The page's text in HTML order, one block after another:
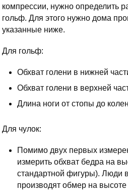
компрессии, нужно определить
гольф. Для этого нужно дома
указанные ниже.
Для гольф:
Обхват голени в нижней
Обхват голени в верхней
Длина ноги от стопы до
Для чулок:
Помимо двух первых
измерить обхват бедра на
стандартной фигуры). Люди
производят обмер на